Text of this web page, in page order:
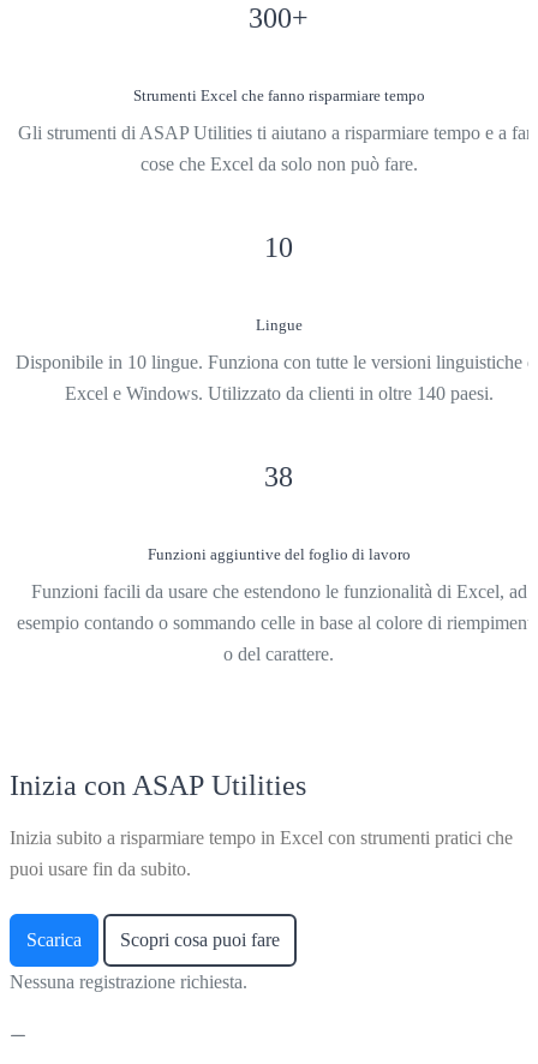
300+
Strumenti Excel che fanno risparmiare tempo
Gli strumenti di ASAP Utilities ti aiutano a risparmiare tempo e a
cose che Excel da solo non può fare.
10
Lingue
Disponibile in 10 lingue. Funziona con tutte le versioni linguistiche
Excel e Windows. Utilizzato da clienti in oltre 140 paesi.
38
Funzioni aggiuntive del foglio di lavoro
Funzioni facili da usare che estendono le funzionalità di Excel, ad
esempio contando o sommando celle in base al colore di
o del carattere.
Inizia con ASAP Utilities
Inizia subito a risparmiare tempo in Excel con strumenti pratici che
puoi usare fin da subito.
Scarica Scopri cosa puoi fare
Nessuna registrazione richiesta.